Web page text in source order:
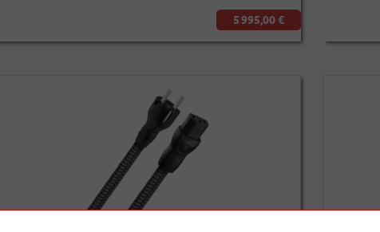
5 995,00 €